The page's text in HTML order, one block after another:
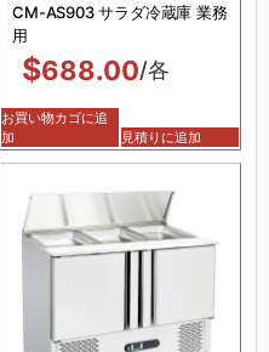
CM-AS903 サラダ冷蔵庫 業務
用
$688.00/各
お買い物カゴに追
加
見積りに追加